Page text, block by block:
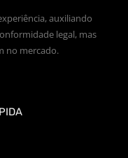
auxiliando
legal, mas
no mercado.